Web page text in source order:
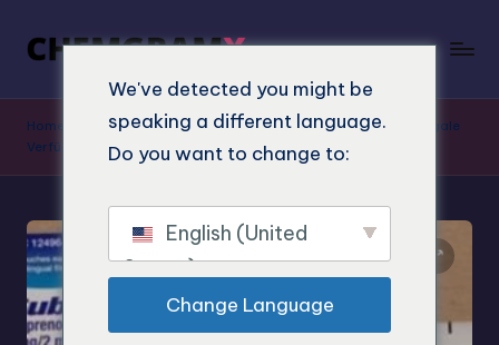
Home Shop»Suboxone Streifen Kaufen Online – Sichere & legale
Verfügbarkeit
We've detected you might be
speaking a different language.
Do you want to change to:
English (United
States)
Change Language